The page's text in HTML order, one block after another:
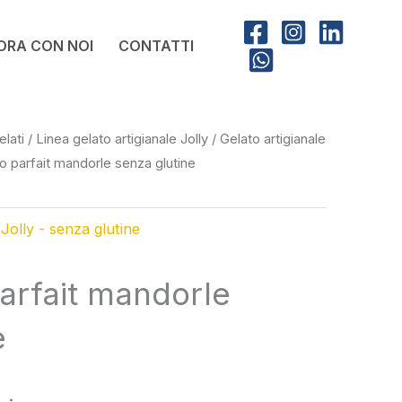
CON NOI CONTATTI
/ Linea gelato artigianale Jolly / Gelato artigianale
parfait mandorle senza glutine
- senza glutine
mandorle